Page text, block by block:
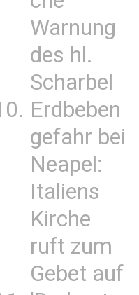
Warnung
des hl.
Scharbel
Erdbeben
gefahr bei
Neapel:
Italiens
Kirche
ruft zum
Gebet auf